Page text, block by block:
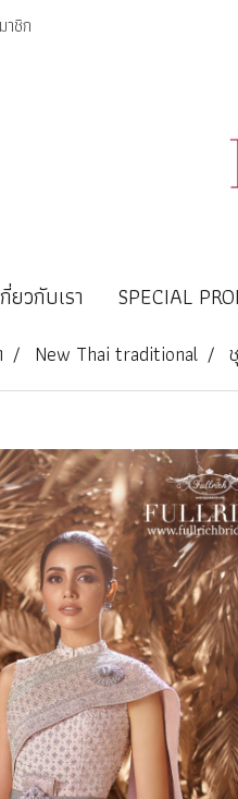
ชิก
ยวกับเรา SPECIAL
New Thai traditional